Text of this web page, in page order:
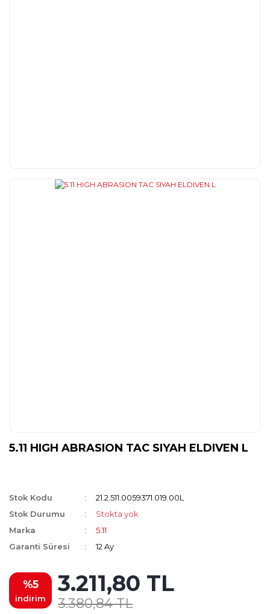
5.11 HIGH ABRASION TAC SIYAH ELDIVEN L
Stok Kodu
21.2.511.0059371.019.00L
Stok Durumu
Stokta yok
Marka
5.11
Garanti Süresi
12 Ay
%5
indirim
3.211,80 TL
3.380,84 TL